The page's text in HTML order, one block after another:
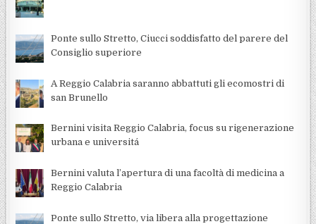
Ponte sullo Stretto, Ciucci soddisfatto del parere del
Consiglio superiore
A Reggio Calabria saranno abbattuti gli ecomostri di
san Brunello
Bernini visita Reggio Calabria, focus su rigenerazione
urbana e universitá
Bernini valuta l’apertura di una facoltà di medicina a
Reggio Calabria
Ponte sullo Stretto, via libera alla progettazione